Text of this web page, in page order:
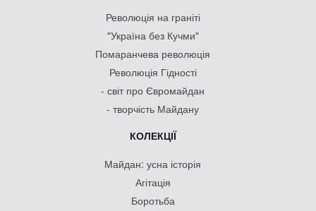
Революція на граніті
"Україна без Кучми"
Помаранчева революція
Революція Гідності
- світ про Євромайдан
- творчість Майдану
КОЛЕКЦІЇ
Майдан: усна історія
Агітація
Боротьба